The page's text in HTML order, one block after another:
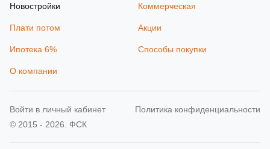
Новостройки Коммерческая
Плати потом Акции
Ипотека 6% Способы покупки
О компании
© 2015 - 2026. ФСК
Политика конфиденциальности
Войти в личный кабинет